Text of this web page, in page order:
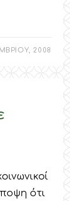
2008
ότι